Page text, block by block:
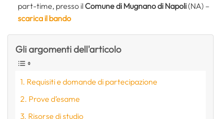
part-time, presso il Comune di Mugnano di Napoli(NA) –
scarica il bando
Gli argomenti dell'articolo
Requisiti e domande di partecipazione
Prove d’esame
Risorse di studio